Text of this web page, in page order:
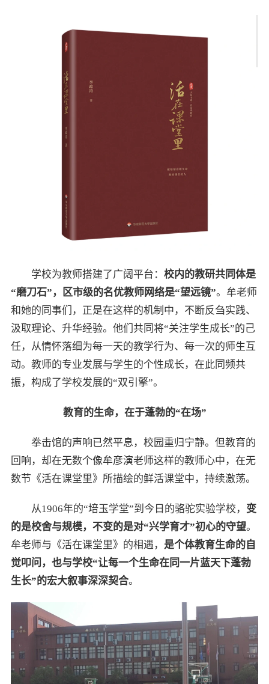
学校为教师搭建了广阔平台： 校内的教研共同体是
“磨刀石”，区市级的名优教师网络是“望远镜”。牟老师
和她的同事们，正是在这样的机制中，不断反刍实践、
汲取理论、升华经验。他们共同将“关注学生成长”的己
任，从情怀落细为每一天的教学行为、每一次的师生互
动。教师的专业发展与学生的个性成长，在此同频共
振，构成了学校发展的“双引擎”。
教育的生命，在于蓬勃的“在场”
拳击馆的声响已然平息，校园重归宁静。但教育的
回响，却在无数个像牟彦演老师这样的教师心中，在无
数节《活在课堂里》所描绘的鲜活课堂中，持续激荡。
从1906年的“培玉学堂”到今日的骆驼实验学校， 变
的是校舍与规模，不变的是对“兴学育才”初心的守望。
牟老师与《活在课堂里》的相遇， 是个体教育生命的自
觉叩问，也与学校“让每一个生命在同一片蓝天下蓬勃
生长”的宏大叙事深深契合。